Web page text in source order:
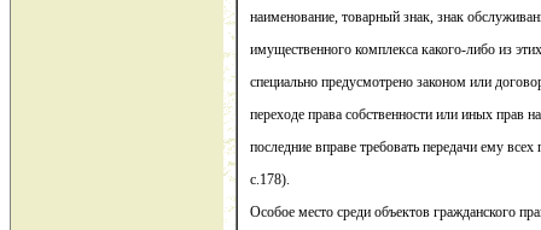
наименование, товарный знак, знак
имущественного комплекса какого-либо из
специально предусмотрено законом или
переходе права собственности или иных прав
последние вправе требовать передачи ему
с.178).
Особое место среди объектов гражданского